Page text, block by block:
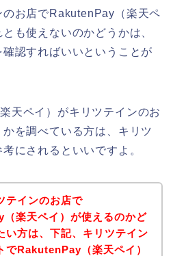
お店でRakutenPay（楽天ペ
も使えないのかどうかは、
認すればいいということが
天ペイ）がキリツテインのお
を調べている方は、キリツ
にされるといいですよ。
テインのお店で
楽天ペイ）が使えるのかど
い方は、下記、キリツテイン
でRakutenPay（楽天ペイ）